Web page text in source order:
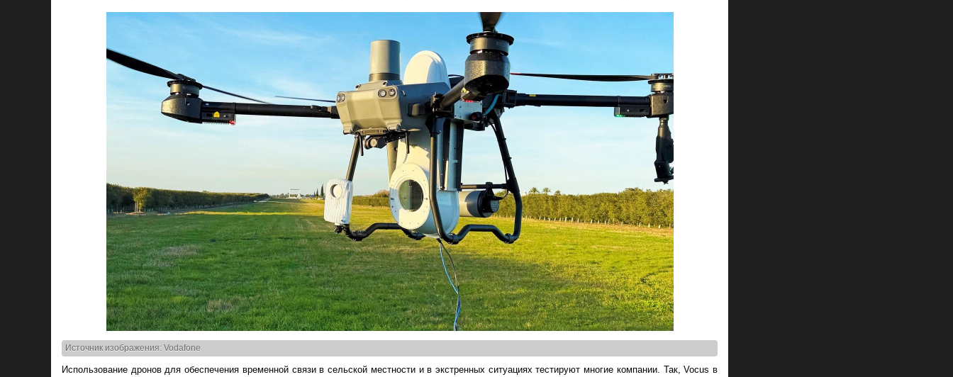
Источник изображения: Vodafone
Использование дронов для обеспечения временной связи в сельской местности и в экстренных ситуациях тестируют многие компании. Так, Vocus в